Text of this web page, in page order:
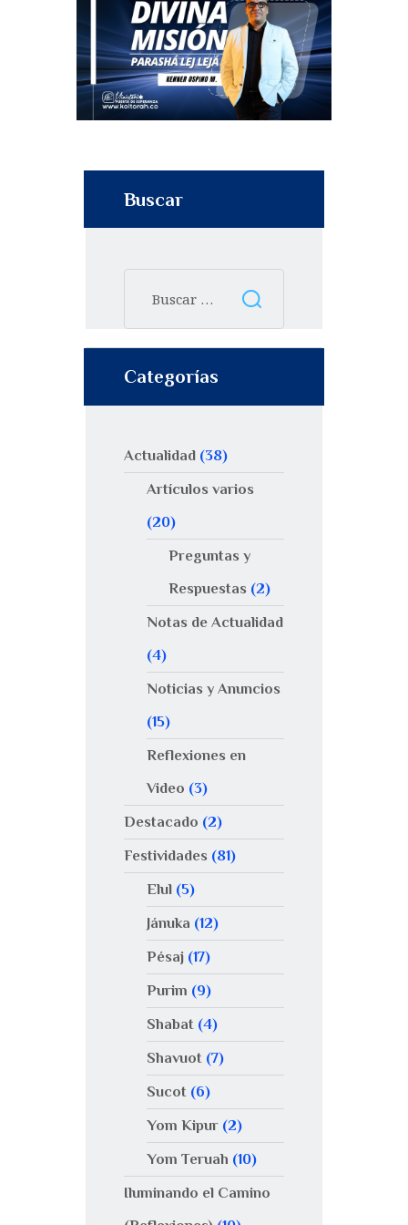
Buscar
Categorías
Actualidad (38)
Artículos varios
(20)
Preguntas y
Respuestas (2)
Notas de Actualidad
(4)
Noticias y Anuncios
(15)
Reflexiones en
Video (3)
Destacado (2)
Festividades (81)
Elul(5)
Jánuka (12)
Pésaj(17)
Purim (9)
Shabat(4)
Shavuot(7)
Sucot(6)
Yom Kipur(2)
Yom Teruah (10)
Iluminando el Camino